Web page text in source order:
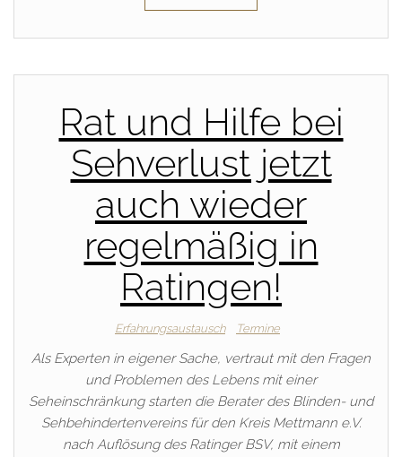
Rat und Hilfe bei
Sehverlust jetzt
auch wieder
regelmäßig in
Ratingen!
Erfahrungsaustausch Termine
Als Experten in eigener Sache, vertraut mit den Fragen
und Problemen des Lebens mit einer
Seheinschränkung starten die Berater des Blinden- und
Sehbehindertenvereins für den Kreis Mettmann e.V.
nach Auflösung des Ratinger BSV, mit einem